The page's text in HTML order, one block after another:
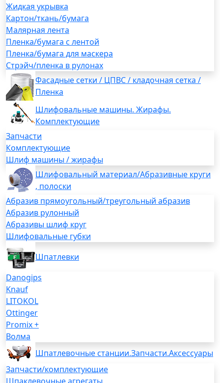
Жидкая укрывка
Картон/ткань/бумага
Малярная лента
Пленка/бумага с лентой
Пленка/бумага для маскера
Стрэйч/пленка в рулонах
Фасадные сетки / ЦПВС / кладочная сетка /
Пленка
Шлифовальные машины. Жирафы.
Комплектующие
Запчасти
Комплектующие
Шлиф машины / жирафы
Шлифовальный материал/Абразивные круги
, полоски
Абразив прямоугольный/треугольный абразив
Абразив рулонный
Абразивы шлиф круг
Шлифовальные губки
Шпатлевки
Danogips
Knauf
LITOKOL
Ottinger
Promix +
Волма
Шпатлевочные станции.Запчасти.Аксессуары
Запчасти/комплектующие